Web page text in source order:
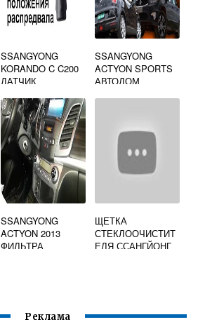
SSANGYONG
KORANDO C C200
ДАТЧИК
SSANGYONG
ACTYON SPORTS
АВТОДОМ
SSANGYONG
ACTYON 2013
ФИЛЬТРА
ЩЕТКА
СТЕКЛООЧИСТИТ
ЕЛЯ ССАНГЙОНГ
Реклама